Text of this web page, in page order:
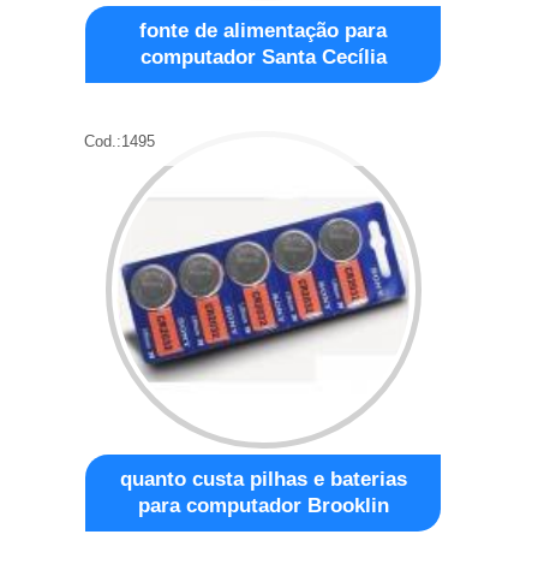
fonte de alimentação para
computador Santa Cecília
Cod.:1495
quanto custa pilhas e baterias
para computador Brooklin